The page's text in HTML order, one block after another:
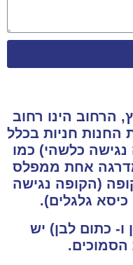
הרחוב הינו רחוב
החנות חניות בכלל
נגישה כלשהי) כמו
אחת ממפלס
(הקופה נגישה
גלגלים).
ו- כתום לבן) יש
הסמוכים.